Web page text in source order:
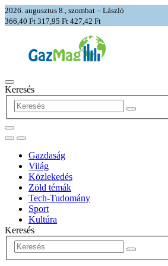
2026. augusztus 8., szombat – László
366,40 Ft 317,95 Ft 427,42 Ft
Keresés
Gazdaság
Világ
Közlekedés
Zöld témák
Tech-Tudomány
Sport
Kultúra
Keresés